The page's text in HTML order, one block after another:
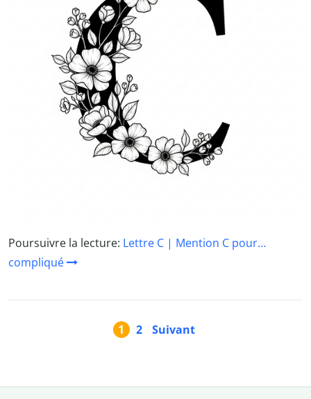
Poursuivre la lecture: Lettre C | Mention C pour…
compliqué
1 2 Suivant